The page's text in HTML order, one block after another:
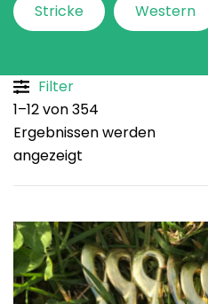
Stricke Western
Filter
1–12 von 354
Ergebnissen werden
angezeigt